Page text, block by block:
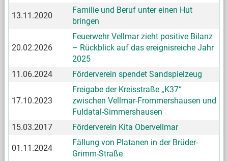
13.11.2020
Familie und Beruf unter einen Hut
bringen
20.02.2026
Feuerwehr Vellmar zieht positive Bilanz
– Rückblick auf das ereignisreiche Jahr
2025
11.06.2024
Förderverein spendet Sandspielzeug
17.10.2023
Freigabe der Kreisstraße „K37“
zwischen Vellmar-Frommershausen und
Fuldatal-Simmershausen
15.03.2017
Förderverein Kita Obervellmar
01.11.2024
Fällung von Platanen in der Brüder-
Grimm-Straße